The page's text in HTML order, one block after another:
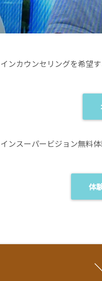
ンカウンセリングを希望
ンスーパービジョン無料
体